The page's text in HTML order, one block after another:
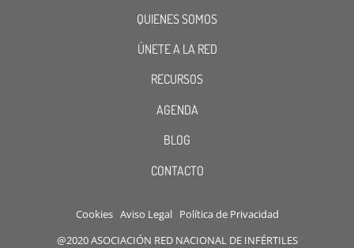
QUIENES SOMOS
ÚNETE A LA RED
RECURSOS
AGENDA
BLOG
CONTACTO
Cookies Aviso Legal Política de Privacidad
@2020 ASOCIACIÓN RED NACIONAL DE INFÉRTILES